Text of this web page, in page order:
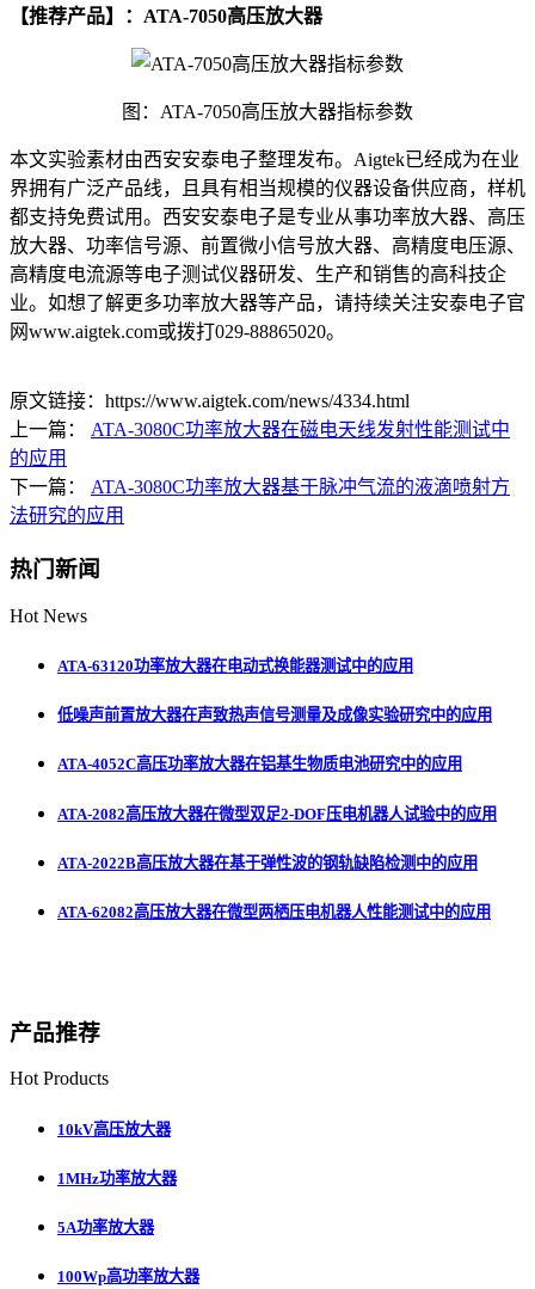
【推荐产品】：ATA-7050高压放大器
图：ATA-7050高压放大器指标参数
本文实验素材由西安安泰电子整理发布。Aigtek已经成为在业
界拥有广泛产品线，且具有相当规模的仪器设备供应商，样机
都支持免费试用。西安安泰电子是专业从事功率放大器、高压
放大器、功率信号源、前置微小信号放大器、高精度电压源、
高精度电流源等电子测试仪器研发、生产和销售的高科技企
业。如想了解更多功率放大器等产品，请持续关注安泰电子官
网www.aigtek.com或拨打029-88865020。
原文链接：https://www.aigtek.com/news/4334.html
上一篇： ATA-3080C功率放大器在磁电天线发射性能测试中
的应用
下一篇： ATA-3080C功率放大器基于脉冲气流的液滴喷射方
法研究的应用
热门新闻
Hot News
ATA-63120功率放大器在电动式换能器测试中的应用
低噪声前置放大器在声致热声信号测量及成像实验研究中的应用
ATA-4052C高压功率放大器在铝基生物质电池研究中的应用
ATA-2082高压放大器在微型双足2-DOF压电机器人试验中的应用
ATA-2022B高压放大器在基于弹性波的钢轨缺陷检测中的应用
ATA-62082高压放大器在微型两栖压电机器人性能测试中的应用
产品推荐
Hot Products
10kV高压放大器
1MHz功率放大器
5A功率放大器
100Wp高功率放大器